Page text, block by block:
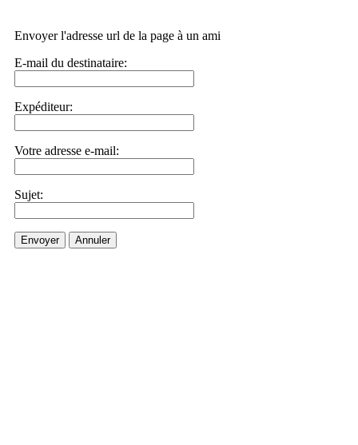
Envoyer l'adresse url de la page à un ami
E-mail du destinataire:
Expéditeur:
Votre adresse e-mail:
Sujet:
Envoyer Annuler